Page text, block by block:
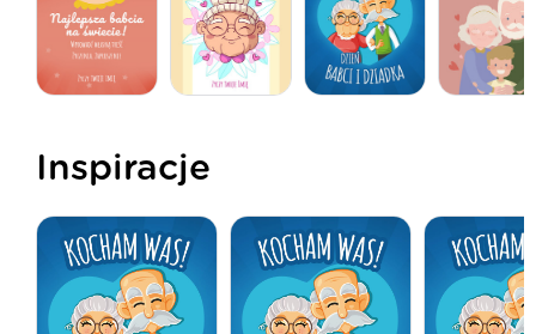
Inspiracje